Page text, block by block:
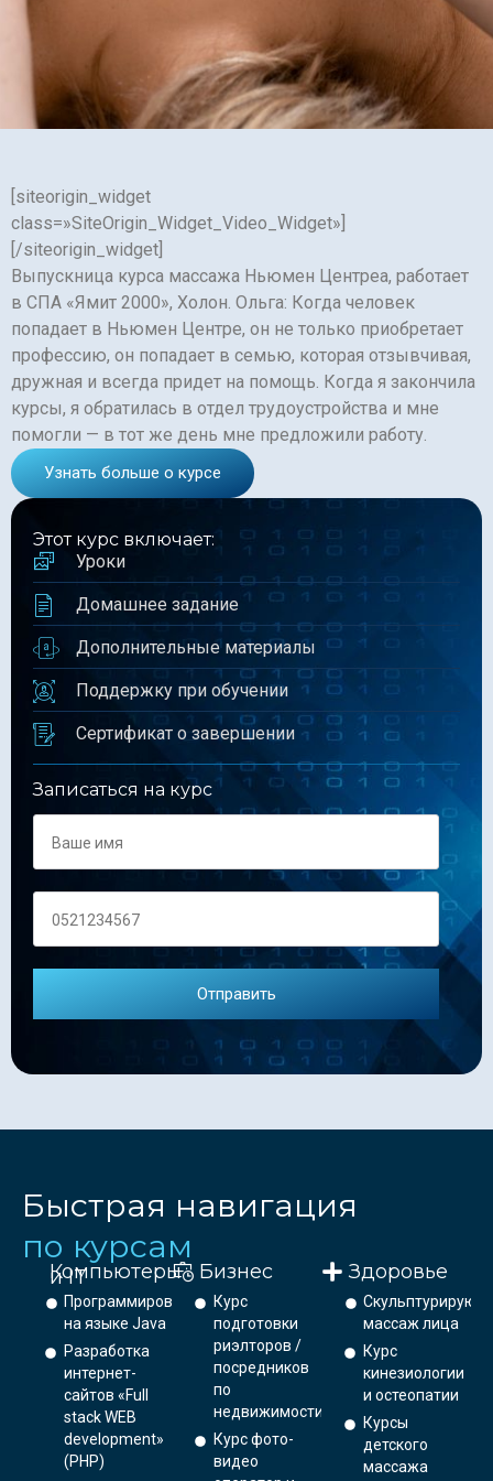
[siteorigin_widget
class=»SiteOrigin_Widget_Video_Widget»]
[/siteorigin_widget]
Выпускница курса массажа Ньюмен Центреа, работает
в СПА «Ямит 2000», Холон. Ольга: Когда человек
попадает в Ньюмен Центре, он не только приобретает
профессию, он попадает в семью, которая отзывчивая,
дружная и всегда придет на помощь. Когда я закончила
курсы, я обратилась в отдел трудоустройства и мне
помогли — в тот же день мне предложили работу.
Узнать больше о курсе
Этот курс включает:
Уроки
Домашнее задание
Дополнительные материалы
Поддержку при обучении
Сертификат о завершении
Записаться на курс
Быстрая навигация
по курсам
Компьютеры
и IT
Программирование
на языке Java
Разработка
интернет-
сайтов «Full
stack WEB
development»
(PHP)
Бизнес
Курс
подготовки
риэлторов /
посредников
по
недвижимости
Курс фото-
видео
Здоровье
массаж лица
Курс
кинезиологии
и остеопатии
Курсы
детского
массажа
Выделить ссылки
Сбросить
настройки
cached